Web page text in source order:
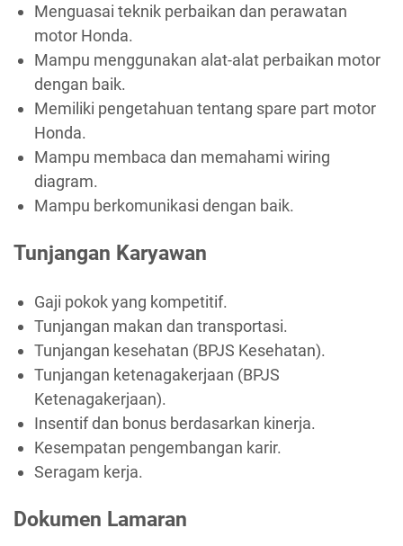
Menguasai teknik perbaikan dan perawatan
motor Honda.
Mampu menggunakan alat-alat perbaikan motor
dengan baik.
Memiliki pengetahuan tentang spare part motor
Honda.
Mampu membaca dan memahami wiring
diagram.
Mampu berkomunikasi dengan baik.
Tunjangan Karyawan
Gaji pokok yang kompetitif.
Tunjangan makan dan transportasi.
Tunjangan kesehatan (BPJS Kesehatan).
Tunjangan ketenagakerjaan (BPJS
Ketenagakerjaan).
Insentif dan bonus berdasarkan kinerja.
Kesempatan pengembangan karir.
Seragam kerja.
Dokumen Lamaran